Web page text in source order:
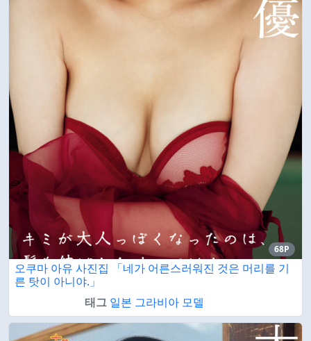
68P
오쿠마 아유 사진집 「네가 어른스러워진 것은 머리를 기
른 탓이 아니야.」
태그 일본 그라비아 모델